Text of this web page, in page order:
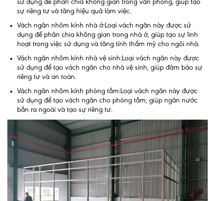
sử dụng để phân chia không gian trong văn phòng, giúp tạo
sự riêng tư và tăng hiệu quả làm việc.
Vách ngăn nhôm kính nhà ở:Loại vách ngăn này được sử
dụng để phân chia không gian trong nhà ở, giúp tạo sự linh
hoạt trong việc sử dụng và tăng tính thẩm mỹ cho ngôi nhà.
Vách ngăn nhôm kính nhà vệ sinh:Loại vách ngăn này được
sử dụng để tạo vách ngăn cho nhà vệ sinh, giúp đảm bảo sự
riêng tư và an toàn.
Vách ngăn nhôm kính phòng tắm:Loại vách ngăn này được
sử dụng để tạo vách ngăn cho phòng tắm, giúp ngăn nước
bắn ra ngoài và tạo sự riêng tư.